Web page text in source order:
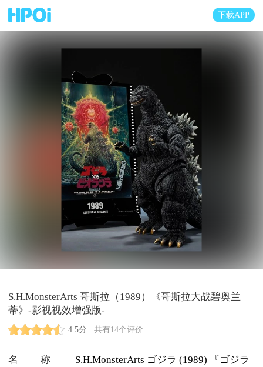
下载APP
S.H.MonsterArts 哥斯拉（1989）《哥斯拉大战碧奥兰
蒂》-影视视效增强版-
4.5分 共有14个评价
名称
S.H.MonsterArts ゴジラ (1989) 『ゴジラ